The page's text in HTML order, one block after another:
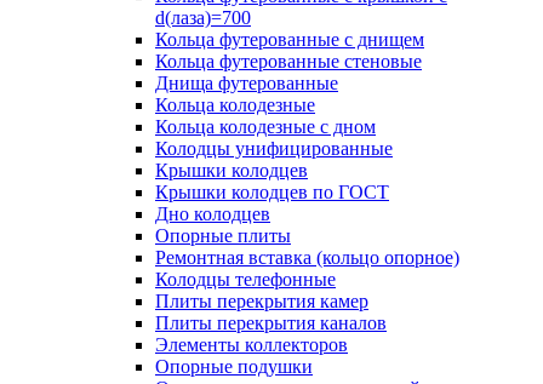
d(лаза)=700
Кольца футерованные с днищем
Кольца футерованные стеновые
Днища футерованные
Кольца колодезные
Кольца колодезные с дном
Колодцы унифицированные
Крышки колодцев
Крышки колодцев по ГОСТ
Дно колодцев
Опорные плиты
Ремонтная вставка (кольцо опорное)
Колодцы телефонные
Плиты перекрытия камер
Плиты перекрытия каналов
Элементы коллекторов
Опорные подушки